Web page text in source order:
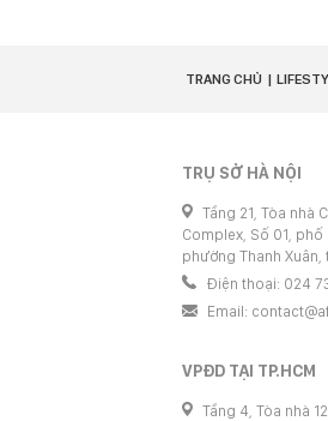
TRANG CHỦ
TRỤ SỞ HÀ NỘI
Tầng 21, Tòa nhà
Complex, Số 01, phố
phường Thanh
Điện thoại: 024
Email:
VPĐD TẠI TP.HCM
Tầng 4, Tòa nhà